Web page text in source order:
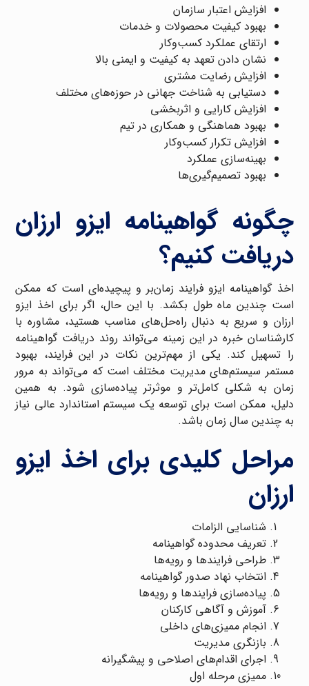
افزایش اعتبار سازمان
بهبود کیفیت محصولات و خدمات
ارتقای عملکرد کسب‌وکار
نشان دادن تعهد به کیفیت و ایمنی بالا
افزایش رضایت مشتری
دستیابی به شناخت جهانی در حوزه‌های مختلف
افزایش کارایی و اثربخشی
بهبود هماهنگی و همکاری در تیم
افزایش تکرار کسب‌وکار
بهینه‌سازی عملکرد
بهبود تصمیم‌گیری‌ها
چگونه گواهینامه ایزو ارزان
دریافت کنیم؟
اخذ گواهینامه ایزو فرایند زمان‌بر و پیچیده‌ای است که ممکن
است چندین ماه طول بکشد. با این حال، اگر برای اخذ ایزو
ارزان و سریع به دنبال راه‌حل‌های مناسب هستید، مشاوره با
کارشناسان خبره در این زمینه می‌تواند روند دریافت گواهینامه
را تسهیل کند. یکی از مهم‌ترین نکات در این فرایند، بهبود
مستمر سیستم‌های مدیریت مختلف است که می‌تواند به مرور
زمان به شکلی کامل‌تر و موثرتر پیاده‌سازی شود. به همین
دلیل، ممکن است برای توسعه یک سیستم استاندارد عالی نیاز
به چندین سال زمان باشد.
مراحل کلیدی برای اخذ ایزو
ارزان
شناسایی الزامات
تعریف محدوده گواهینامه
طراحی فرایندها و رویه‌ها
انتخاب نهاد صدور گواهینامه
پیاده‌سازی فرایندها و رویه‌ها
آموزش و آگاهی کارکنان
انجام ممیزی‌های داخلی
بازنگری مدیریت
اجرای اقدام‌های اصلاحی و پیشگیرانه
ممیزی مرحله اول